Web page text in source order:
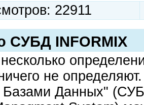
22911
СУБД INFORMIX
не
Базами Данных"